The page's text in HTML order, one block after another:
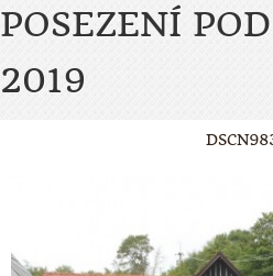
POSEZENÍ
2019